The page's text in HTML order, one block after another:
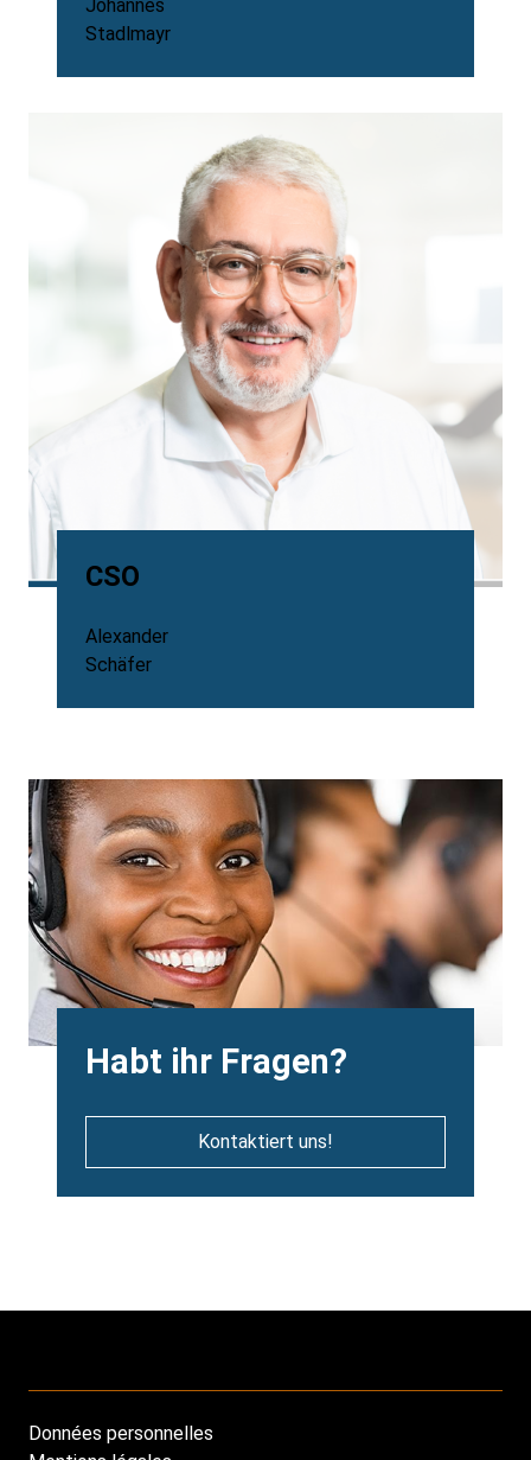
Johannes
Stadlmayr
CSO
Alexander
Schäfer
Background
Image
Heading
Habt ihr Fragen?
Kontaktiert uns!
Footer
Données personnelles